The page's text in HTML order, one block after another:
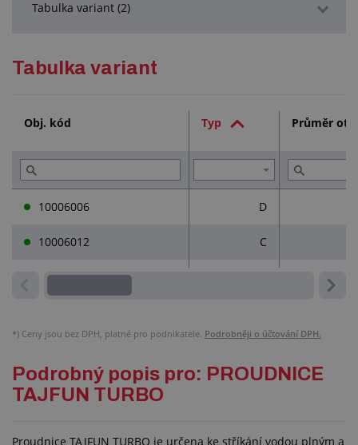
Tabulka variant (2)
Tabulka variant
Obj. kód Typ Průměr
10006006 D
10006012 C
*) Ceny jsou bez DPH, platné pro podnikatele. Podrobněji o účtování DPH.
Podrobný popis pro: PROUDNICE
TAJFUN TURBO
Proudnice TAJFUN TURBO je určena ke stříkání vodou plným a